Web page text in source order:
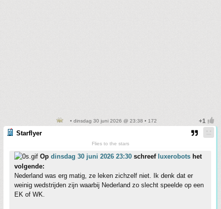
• dinsdag 30 juni 2026 @ 23:38 • 172
Starflyer
Flies to the stars
Op dinsdag 30 juni 2026 23:30 schreef luxerobots het
volgende:
Nederland was erg matig, ze leken zichzelf niet. Ik denk dat er
weinig wedstrijden zijn waarbij Nederland zo slecht speelde op een
EK of WK.